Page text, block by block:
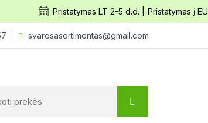
Pristatymas LT 2-5 d.d. | Pristatymas į EU
svarosasortimentas@gmail.com